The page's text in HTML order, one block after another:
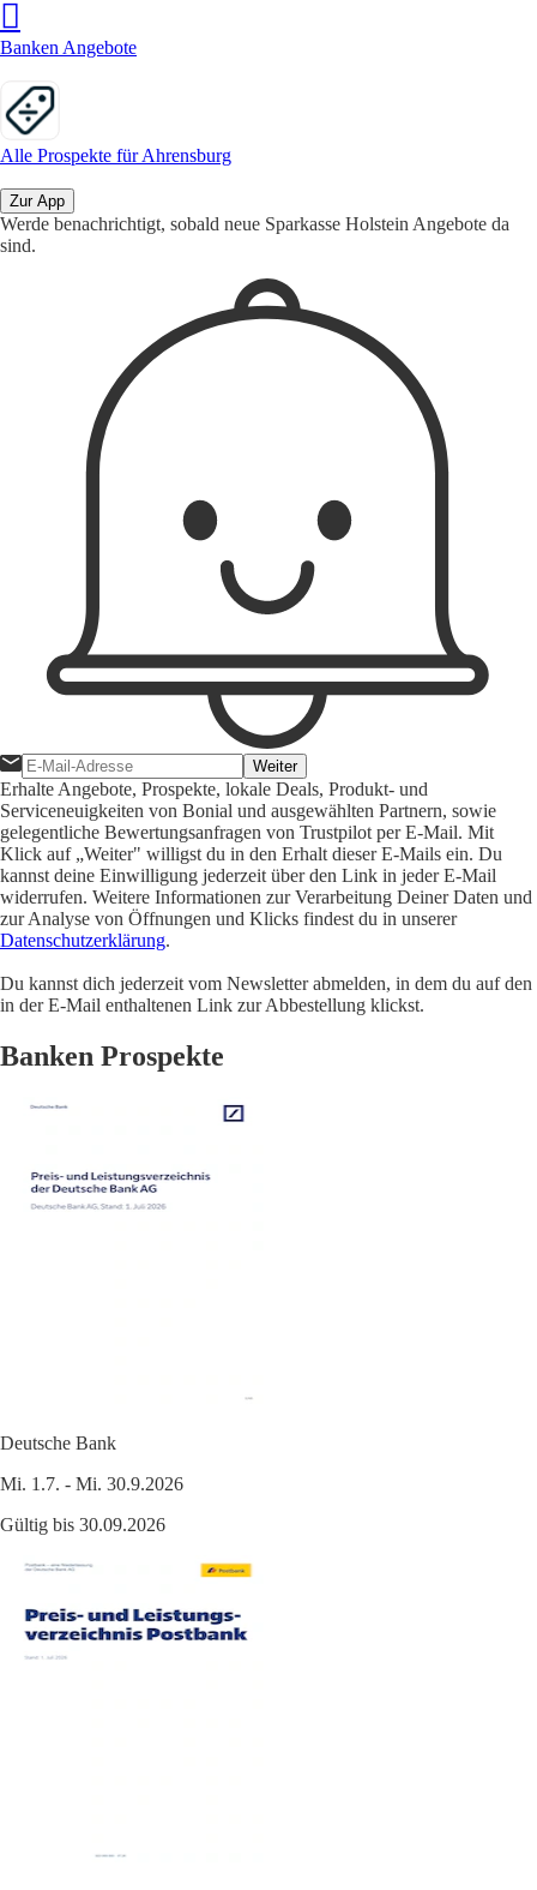
Banken Angebote
Alle Prospekte für Ahrensburg
Zur App
Werde benachrichtigt, sobald neue Sparkasse Holstein Angebote da
sind.
Weiter
Erhalte Angebote, Prospekte, lokale Deals, Produkt- und
Serviceneuigkeiten von Bonial und ausgewählten Partnern, sowie
gelegentliche Bewertungsanfragen von Trustpilot per E-Mail. Mit
Klick auf „Weiter" willigst du in den Erhalt dieser E-Mails ein. Du
kannst deine Einwilligung jederzeit über den Link in jeder E-Mail
widerrufen. Weitere Informationen zur Verarbeitung Deiner Daten und
zur Analyse von Öffnungen und Klicks findest du in unserer
Datenschutzerklärung.
Du kannst dich jederzeit vom Newsletter abmelden, in dem du auf den
in der E-Mail enthaltenen Link zur Abbestellung klickst.
Banken Prospekte
Deutsche Bank
Mi. 1.7. - Mi. 30.9.2026
Gültig bis 30.09.2026